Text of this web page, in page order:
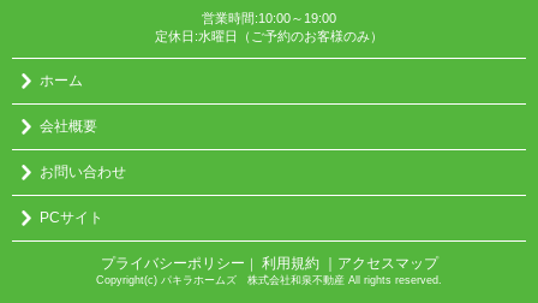
営業時間:10:00～19:00
定休日:水曜日（ご予約のお客様のみ）
ホーム
会社概要
お問い合わせ
PCサイト
プライバシーポリシー ｜ 利用規約 ｜アクセスマップ
Copyright(c) パキラホームズ 株式会社和泉不動産 All rights reserved.